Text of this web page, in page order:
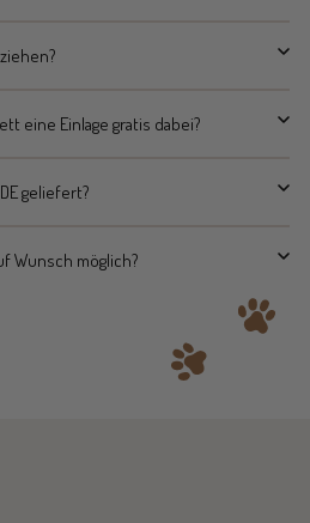
eine Einlage gratis dabei?
geliefert?
Wunsch möglich?